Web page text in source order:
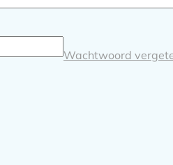
Wachtwoord